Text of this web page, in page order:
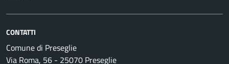
CONTATTI
Comune di Preseglie
Via Roma, 56 - 25070 Preseglie